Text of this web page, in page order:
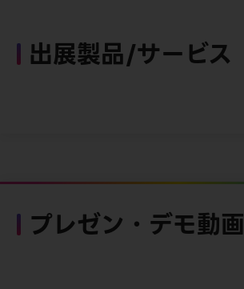
出展製品/サービス
プレゼン・デモ動画